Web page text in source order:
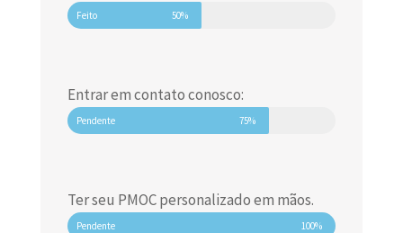
Feito 50%
Entrar em contato conosco:
Pendente 75%
Ter seu PMOC personalizado em mãos.
Pendente 100%